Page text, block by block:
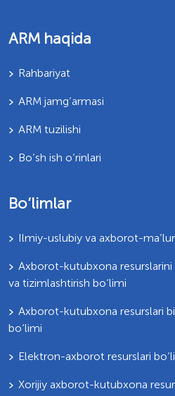
ARM haqida
Rahbariyat
ARM jamg’armasi
ARM tuzilishi
Bo’sh ish o’rinlari
Bo‘limlar
Ilmiy-uslubiy va axborot-
Axborot-kutubxona
va tizimlashtirish bo‘limi
Axborot-kutubxona resurslari
bo‘limi
Elektron-axborot resurslari
Xorijiy axborot-kutubxona